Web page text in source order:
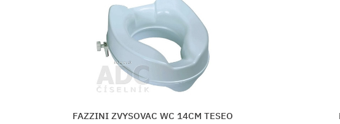
MADLO rovné protišmykové MW 02